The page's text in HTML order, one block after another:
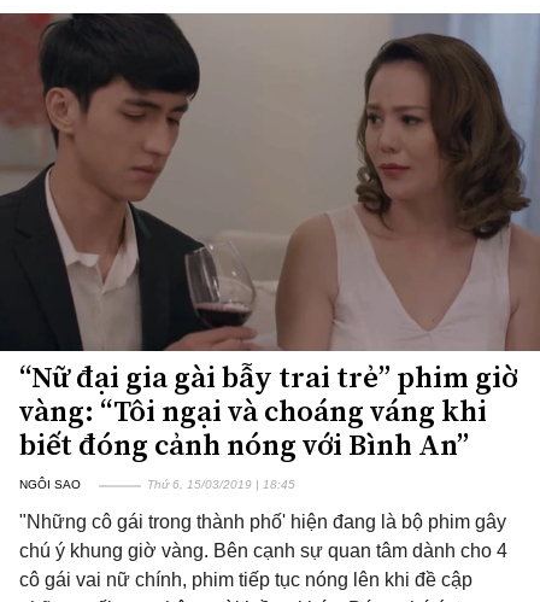
“Nữ đại gia gài bẫy trai trẻ” phim giờ
vàng: “Tôi ngại và choáng váng khi
biết đóng cảnh nóng với Bình An”
NGÔI SAO Thứ 6, 15/03/2019 | 18:45
"Những cô gái trong thành phố' hiện đang là bộ phim gây
chú ý khung giờ vàng. Bên cạnh sự quan tâm dành cho 4
cô gái vai nữ chính, phim tiếp tục nóng lên khi đề cập